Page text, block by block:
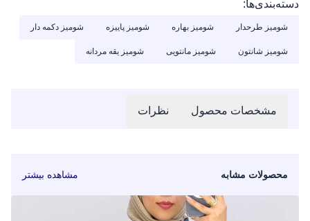
دسته‌بندی‌ها:
شومیز طرحدار شومیز بهاره شومیز پاییزه شومیز دکمه دار
شومیز شانتون شومیز مانتویی شومیز یقه مردانه
مشخصات محصول نظرات
محصولات مشابه مشاهده بیشتر